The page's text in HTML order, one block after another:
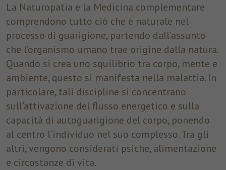
La Naturopatia e la Medicina complementare
comprendono tutto ciò che è naturale nel
processo di guarigione, partendo dall’assunto
che l’organismo umano trae origine dalla natura.
Quando si crea uno squilibrio tra corpo, mente e
ambiente, questo si manifesta nella malattia. In
particolare, tali discipline si concentrano
sull’attivazione del flusso energetico e sulla
capacità di autoguarigione del corpo, ponendo
al centro l’individuo nel suo complesso. Tra gli
altri, vengono considerati psiche, alimentazione
e circostanze di vita.
componente dell’indirizzo IP, evitando in tal modo che la terza
parte possa incrociare informazioni raccolte attraverso il sito
con altre già a sua disposizione.
Nome cookie_optin
Provider ST. Josef
Durata 1 anno
Finalità
Questo cookie è utilizzato per salvare le
impostazioni dei cookie per questo sito web.
Mostra dettagli cookie
Analytics
Analytics: raccolgono informazioni aggregate, non riconducibili al
singolo, sul numero degli accessi e sulle pagine visitate per
elaborare statistiche dirette ad apportare modifiche migliorative
per il funzionamento del sito. Questi cookie sono anche di terze
parti; in tal caso il Titolare li rende anonimi mediante
anonimizzazione almeno della quarta componente dell’indirizzo
IP, evitando in tal modo che la terza parte possa incrociare
informazioni raccolte attraverso il sito con altre già a sua